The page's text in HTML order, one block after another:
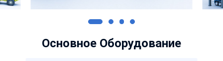
Основное Оборудование